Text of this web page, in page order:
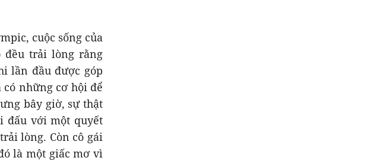
cuộc sống của
đều trải lòng rằng
lần đầu được góp
những cơ hội để
bây giờ, sự thật
đấu với một quyết
lòng. Còn cô gái
là một giấc mơ vì